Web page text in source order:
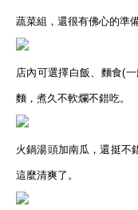
蔬菜組，還很有佛心的準
店內可選擇白飯、麵食(
麵，煮久不軟爛不錯吃。
火鍋湯頭加南瓜，還挺不
這麼清爽了。